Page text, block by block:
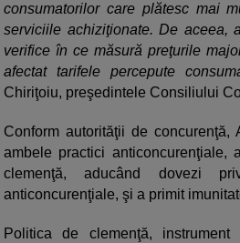
consumatorilor care plătesc mai
serviciile achiziţionate. De aceea,
verifice în ce măsură preţurile
afectat tarifele percepute
Chiriţoiu, preşedintele Consiliului
Conform autorităţii de concurenţă,
ambele practici anticoncurenţiale,
clemenţă, aducând dovezi
anticoncurenţiale, şi a primit
Politica de clemenţă,